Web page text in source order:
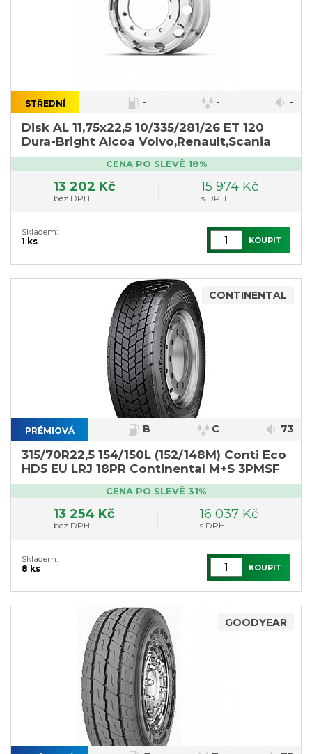
STŘEDNÍ - - -
Disk AL 11,75x22,5 10/335/281/26 ET 120
Dura-Bright Alcoa Volvo,Renault,Scania
CENA PO SLEVĚ 18%
13 202 Kč
bez DPH
15 974 Kč
s DPH
Skladem:
1 ks
KOUPIT
CONTINENTAL
PRÉMIOVÁ B C 73
315/70R22,5 154/150L (152/148M) Conti Eco
HD5 EU LRJ 18PR Continental M+S 3PMSF
CENA PO SLEVĚ 31%
13 254 Kč
bez DPH
16 037 Kč
s DPH
Skladem:
8 ks
KOUPIT
GOODYEAR